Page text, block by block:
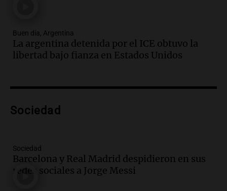
Audio.El abuelo de Agostina Vega, tras
las nuevas detenciones: "En esa casa
todos tenían algo que ver"
del desayuno ideal: qué alimentos
Episodios
Audio.Murió Jorge Messi
Buen día, Argentina
La argentina detenida por el ICE obtuvo la
libertad bajo fianza en Estados Unidos
Sociedad
Sociedad
Barcelona y Real Madrid despidieron en sus
redes sociales a Jorge Messi